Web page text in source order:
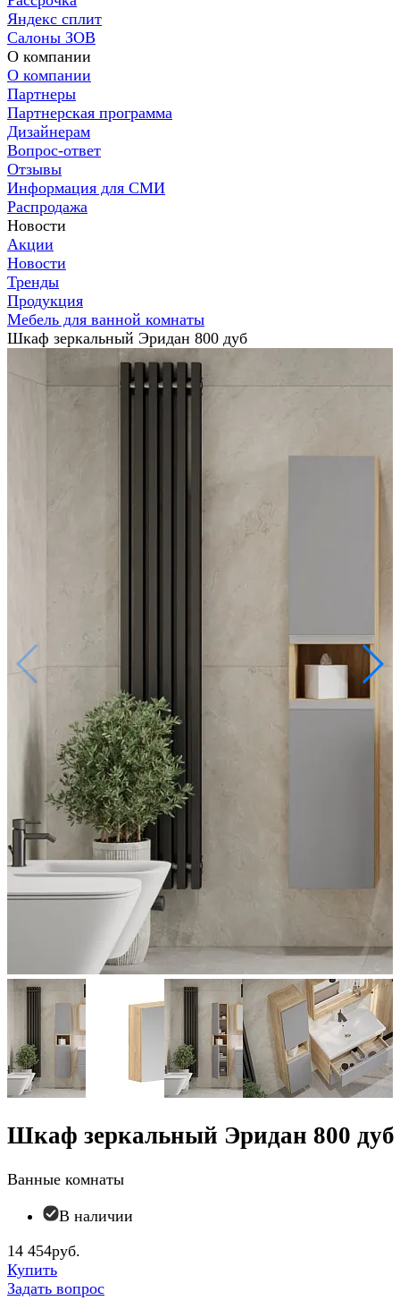
Яндекс сплит
Салоны ЗОВ
О компании
О компании
Партнеры
Партнерская программа
Дизайнерам
Вопрос-ответ
Отзывы
Информация для СМИ
Распродажа
Новости
Акции
Новости
Тренды
Продукция
Мебель для ванной комнаты
Шкаф зеркальный Эридан 800 дуб
Шкаф зеркальный Эридан 800 дуб
Ванные комнаты
В наличии
14 454руб.
Купить
Задать вопрос